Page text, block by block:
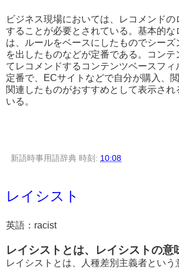
ビジネス現場においては、レコメンドの
することが必要とされている。基本的な
は、ルールをベースにしたものでシーズ
を出したものなどが定番である。コンテ
てレコメンドするコンテンツベースフィ
定番で、ECサイトなどで自分が購入、
関連したものがおすすめとして表示され
いる。
新語時事用語辞典 時刻: 10:08
レイシスト
英語：racist
レイシストとは、レイシストの意
レイシストとは、人種差別主義者とい